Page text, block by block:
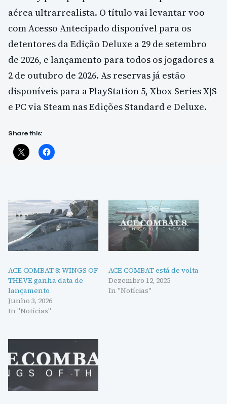
aérea ultrarrealista. O título vai levantar voo
com Acesso Antecipado disponível para os
detentores da Edição Deluxe a 29 de setembro
de 2026, e lançamento para todos os jogadores a
2 de outubro de 2026. As reservas já estão
disponíveis para a PlayStation 5, Xbox Series X|S
e PC via Steam nas Edições Standard e Deluxe.
Share this:
ACE COMBAT 8: WINGS OF
THEVE ganha data de
lançamento
Junho 3, 2026
In "Notícias"
ACE COMBAT está de volta
Dezembro 12, 2025
In "Notícias"